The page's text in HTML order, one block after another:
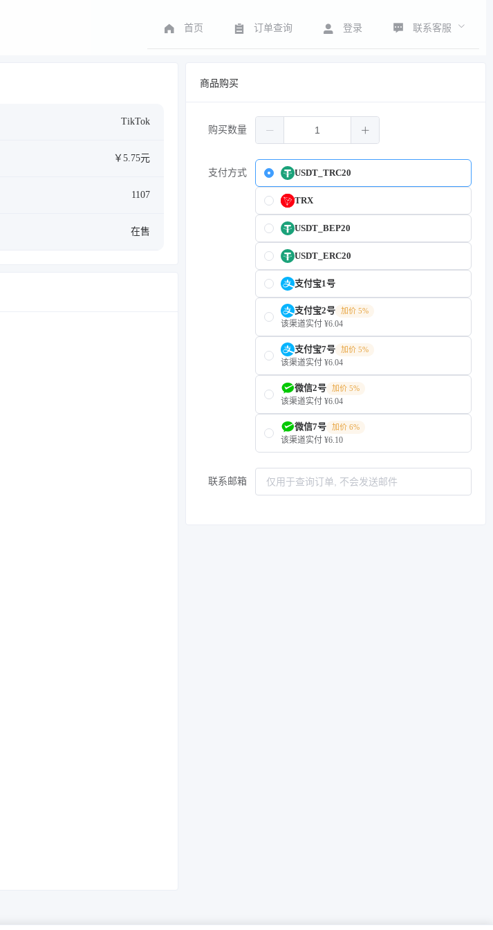
首页 订单查询 登录 联系客服
TikTok
￥5.75元
1107
在售
商品购买
购买数量
支付方式 USDT_TRC20
TRX
USDT_BEP20
USDT_ERC20
支付宝1号
支付宝2号 加价 5%
该渠道实付 ¥6.04
支付宝7号 加价 5%
该渠道实付 ¥6.04
微信2号 加价 5%
该渠道实付 ¥6.04
微信7号 加价 6%
该渠道实付 ¥6.10
联系邮箱